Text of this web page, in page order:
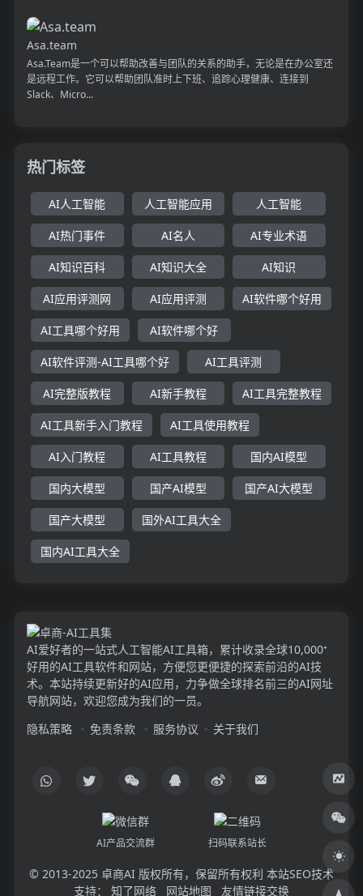
Asa.team
Asa.Team是一个可以帮助改善与团队的关系的助手，无论是在办公室还
是远程工作。它可以帮助团队准时上下班、追踪心理健康、连接到
Slack、Micro...
热门标签
AI人工智能 人工智能应用 人工智能
AI热门事件 AI名人 AI专业术语
AI知识百科 AI知识大全 AI知识
AI应用评测网 AI应用评测 AI软件哪个好用
AI工具哪个好用 AI软件哪个好
AI软件评测-AI工具哪个好 AI工具评测
AI完整版教程 AI新手教程 AI工具完整教程
AI工具新手入门教程 AI工具使用教程
AI入门教程 AI工具教程 国内AI模型
国内大模型 国产AI模型 国产AI大模型
国产大模型 国外AI工具大全
国内AI工具大全
AI爱好者的一站式人工智能AI工具箱，累计收录全球10,000⁺
好用的AI工具软件和网站，方便您更便捷的探索前沿的AI技
术。本站持续更新好的AI应用，力争做全球排名前三的AI网址
导航网站，欢迎您成为我们的一员。
隐私策略
免责条款 服务协议 关于我们
AI产品交流群 扫码联系站长
© 2013-2025 卓商AI 版权所有，保留所有权利 本站SEO技术
支持：
知了网络 网站地图 友情链接交换